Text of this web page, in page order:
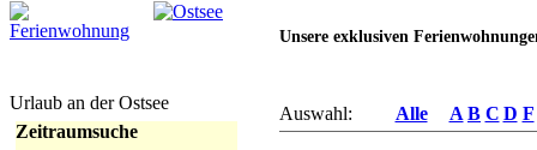
Unsere exklusiven
Auswahl: Alle A B C D F
Urlaub an der Ostsee
Zeitraumsuche